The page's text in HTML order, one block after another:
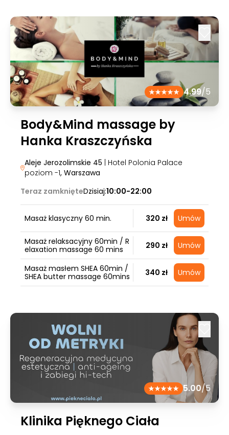
4.99/5
Body&Mind massage by
Hanka Kraszczyńska
Aleje Jerozolimskie 45 | Hotel Polonia Palace
poziom -1, Warszawa
Teraz zamknięteDzisiaj:10:00-22:00
Masaż klasyczny 60 min. 320 zł Umów
Masaż relaksacyjny 60min / R
elaxation massage 60 mins
290 zł Umów
Masaż masłem SHEA 60min /
SHEA butter massage 60mins
340 zł Umów
5.00/5
Klinika Pięknego Ciała